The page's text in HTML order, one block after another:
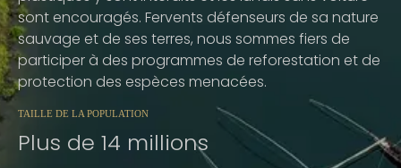
sont encouragés. Fervents défenseurs de sa nature
sauvage et de ses terres, nous sommes fiers de
participer à des programmes de reforestation et de
protection des espèces menacées.
TAILLE DE LA POPULATION
Plus de 14 millions